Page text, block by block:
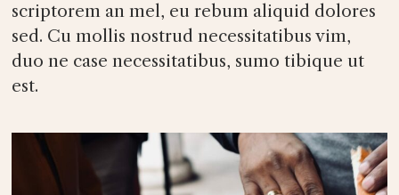
scriptorem an mel, eu rebum aliquid dolores
sed. Cu mollis nostrud necessitatibus vim,
duo ne case necessitatibus, sumo tibique ut
est.